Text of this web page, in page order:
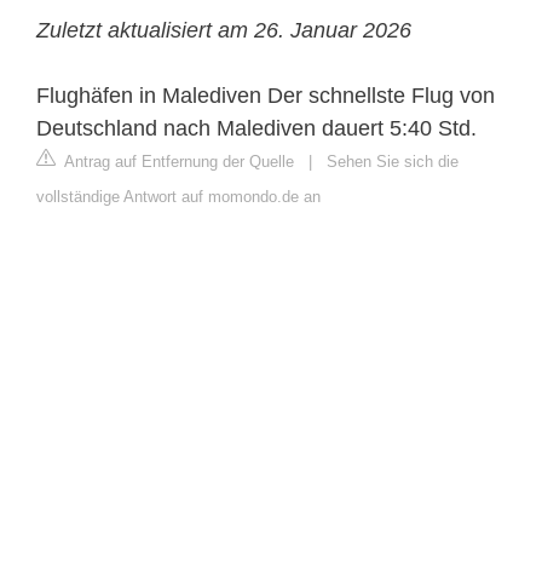
Zuletzt aktualisiert am 26. Januar 2026
Flughäfen in Malediven Der schnellste Flug von
Deutschland nach Malediven dauert 5:40 Std.
Antrag auf Entfernung der Quelle
Sehen Sie sich die
vollständige Antwort auf momondo.de an